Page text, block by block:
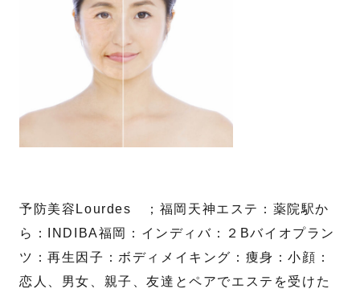
予防美容Lourdes ；福岡天神エステ：薬院駅か
ら：INDIBA福岡：インディバ：２Bバイオプラン
ツ：再生因子：ボディメイキング：痩身：小顔：
恋人、男女、親子、友達とペアでエステを受けた